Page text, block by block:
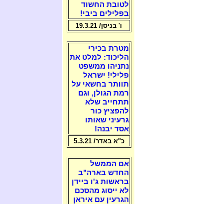
לטובת החשוד
בפלילים ביבי!
ו' בניסן/ 19.3.21
מטרת בכירי
הליכוד: למלט את
נתניהו ממשפט
פלילי! ישראל
תוותר בחשאי על
רמת הגולן, וגם
תתחייב שלא
להפציץ כור
גרעיני שאותו
אסד יבנה!
כ"א באדר/ 5.3.21
אם הממשל
החדש בארה"ב
בראשות ג'ו ביידן
לא ייסוג מהסכם
הגרעין עם איראן